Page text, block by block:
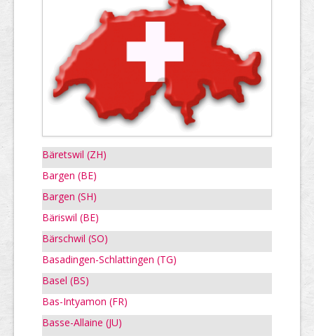
Bäretswil (ZH)
Bargen (BE)
Bargen (SH)
Bäriswil (BE)
Bärschwil (SO)
Basadingen-Schlattingen (TG)
Basel (BS)
Bas-Intyamon (FR)
Basse-Allaine (JU)